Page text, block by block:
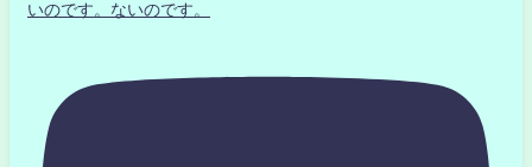
いのです。ないのです。